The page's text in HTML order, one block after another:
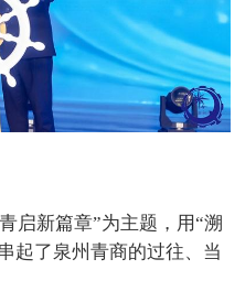
启新篇章”为主题，用“溯
起了泉州青商的过往、当